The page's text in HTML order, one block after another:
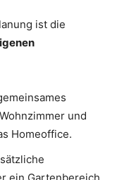
ist die
und
Homeoffice.
ein Gartenbereich